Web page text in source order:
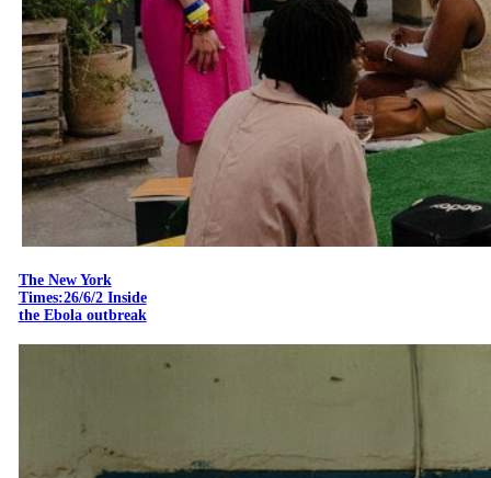
The New York
Times:26/6/2 Inside
the Ebola outbreak